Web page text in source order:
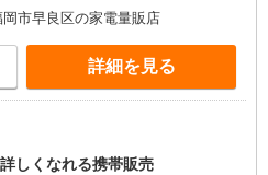
・時間外手当あり（平均残業時間：
域手当/職能手当あり・Workstyle支
/月）あり・実績によりインセンティ
途支給（規定あり） ゜+゜・。
。○。・゜+゜ 入社祝い金10万円支
・。○。・゜+゜・。○。・゜+゜
市早良区の家電量販店
詳細を見る
しくなれる携帯販売